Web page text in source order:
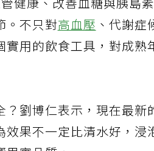
健康、改善血糖與胰島
。不只對高血壓 、代謝
實用的飲食工具，對成熟
？劉博仁表示，現在最
效果不一定比清水好，浸